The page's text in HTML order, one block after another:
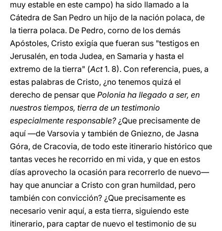
muy estable en este campo) ha sido llamado a la
Cátedra de San Pedro un hijo de la nación polaca, de
la tierra polaca. De Pedro, corno de los demás
Apóstoles, Cristo exigía que fueran sus "testigos en
Jerusalén, en toda Judea, en Samaria y hasta el
extremo de la tierra" (Act1. 8). Con referencia, pues, a
estas palabras de Cristo, ¿no tenemos quizá el
derecho de pensar que Polonia ha llegado a ser, en
nuestros tiempos, tierra de un testimonio
especialmente responsable?¿Que precisamente de
aquí —de Varsovia y también de Gniezno, de Jasna
Góra, de Cracovia, de todo este itinerario histórico que
tantas veces he recorrido en mi vida, y que en estos
días aprovecho la ocasión para recorrerlo de nuevo—
hay que anunciar a Cristo con gran humildad, pero
también con convicción? ¿Que precisamente es
necesario venir aquí, a esta tierra, siguiendo este
itinerario, para captar de nuevo el testimonio de su